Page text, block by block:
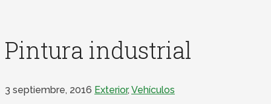
Pintura industrial
3 septiembre, 2016 Exterior,Vehículos